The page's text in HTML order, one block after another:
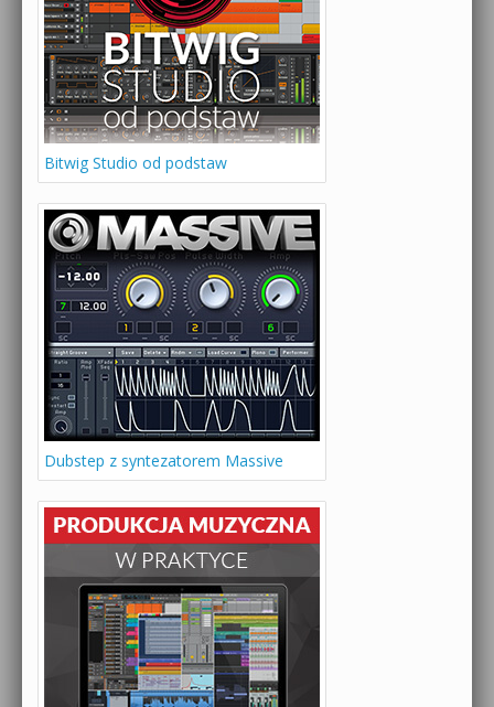
Bitwig Studio od podstaw
Dubstep z syntezatorem Massive